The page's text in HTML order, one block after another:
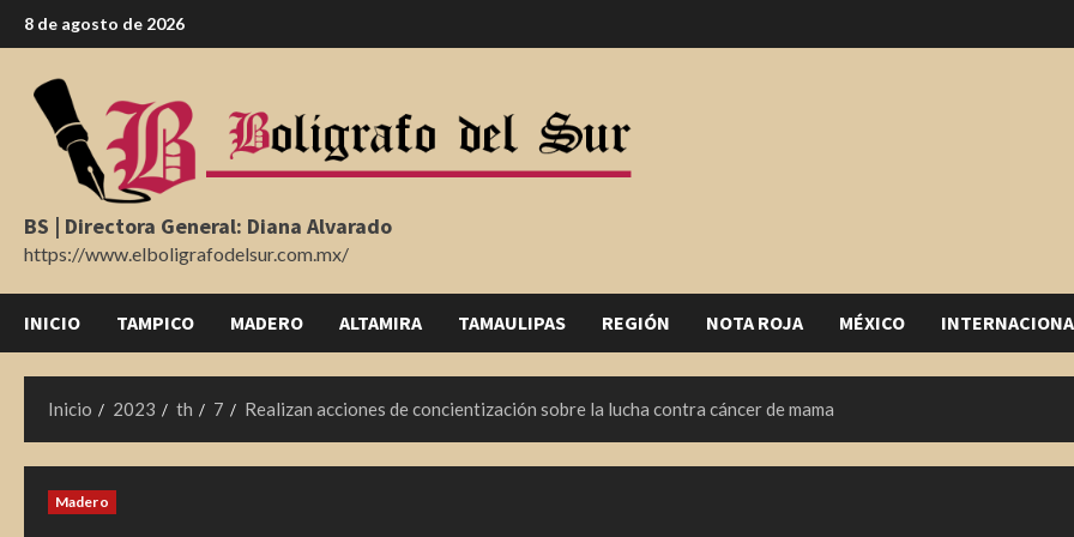
Saltar
al
contenido
8 de agosto de 2026
BS | Directora General: Diana Alvarado
https://www.elboligrafodelsur.com.mx/
INICIO TAMPICO MADERO ALTAMIRA TAMAULIPAS REGIÓN NOTA ROJA MÉXICO
Inicio 2023 th 7 Realizan acciones de concientización sobre la lucha contra cáncer de mama
Madero